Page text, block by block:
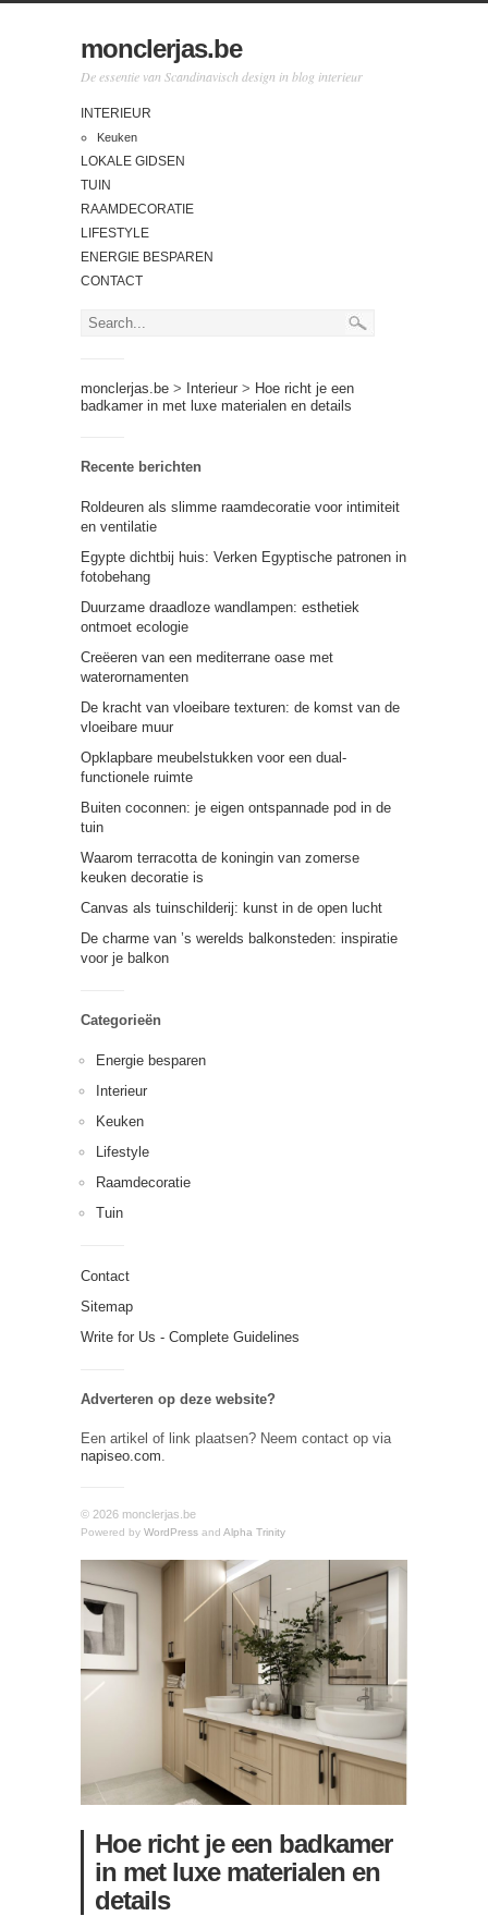
monclerjas.be
De essentie van Scandinavisch design in blog interieur
INTERIEUR
Keuken
LOKALE GIDSEN
TUIN
RAAMDECORATIE
LIFESTYLE
ENERGIE BESPAREN
CONTACT
monclerjas.be > Interieur > Hoe richt je een
badkamer in met luxe materialen en details
Recente berichten
Roldeuren als slimme raamdecoratie voor intimiteit
en ventilatie
Egypte dichtbij huis: Verken Egyptische patronen in
fotobehang
Duurzame draadloze wandlampen: esthetiek
ontmoet ecologie
Creëeren van een mediterrane oase met
waterornamenten
De kracht van vloeibare texturen: de komst van de
vloeibare muur
Opklapbare meubelstukken voor een dual-
functionele ruimte
Buiten coconnen: je eigen ontspannade pod in de
tuin
Waarom terracotta de koningin van zomerse
keuken decoratie is
Canvas als tuinschilderij: kunst in de open lucht
De charme van ’s werelds balkonsteden: inspiratie
voor je balkon
Categorieën
Energie besparen
Interieur
Keuken
Lifestyle
Raamdecoratie
Tuin
Contact
Sitemap
Write for Us - Complete Guidelines
Adverteren op deze website?
Een artikel of link plaatsen? Neem contact op via
napiseo.com.
© 2026 monclerjas.be
Powered by WordPress and Alpha Trinity
Hoe richt je een badkamer
in met luxe materialen en
details